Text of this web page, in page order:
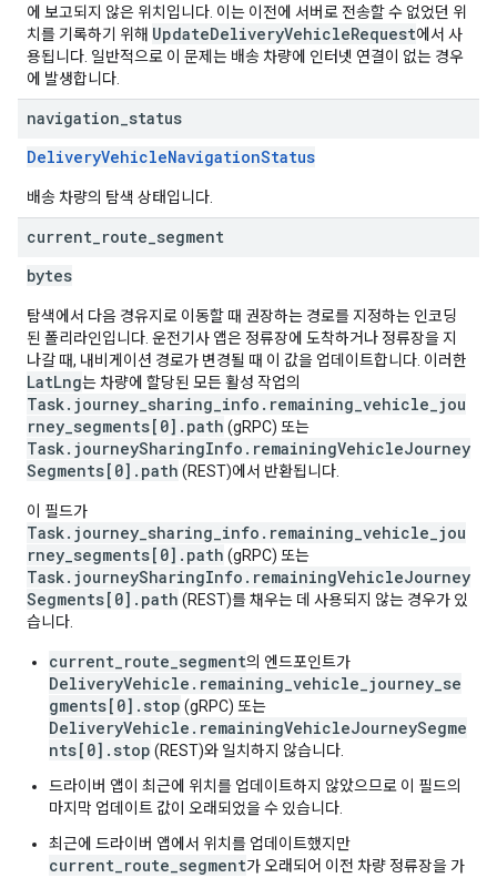
에 보고되지 않은 위치입니다. 이는 이전에 서버로 전송할 수 없었던 위
치를 기록하기 위해 UpdateDeliveryVehicleRequest에서 사
용됩니다. 일반적으로 이 문제는 배송 차량에 인터넷 연결이 없는 경우
에 발생합니다.
navigation status
DeliveryVehicleNavigationStatus
배송 차량의 탐색 상태입니다.
current route segment
bytes
탐색에서 다음 경유지로 이동할 때 권장하는 경로를 지정하는 인코딩
된 폴리라인입니다. 운전기사 앱은 정류장에 도착하거나 정류장을 지
나갈 때, 내비게이션 경로가 변경될 때 이 값을 업데이트합니다. 이러한
LatLng는 차량에 할당된 모든 활성 작업의
Task.journey_sharing_info.remaining_vehicle_jou
rney_segments[0].path (gRPC) 또는
Task.journeySharingInfo.remainingVehicleJourney
Segments[0].path (REST)에서 반환됩니다.
이 필드가
Task.journey_sharing_info.remaining_vehicle_jou
rney_segments[0].path (gRPC) 또는
Task.journeySharingInfo.remainingVehicleJourney
Segments[0].path (REST)를 채우는 데 사용되지 않는 경우가 있
습니다.
current_route_segment의 엔드포인트가
DeliveryVehicle.remaining_vehicle_journey_se
gments[0].stop (gRPC) 또는
DeliveryVehicle.remainingVehicleJourneySegme
nts[0].stop (REST)와 일치하지 않습니다.
드라이버 앱이 최근에 위치를 업데이트하지 않았으므로 이 필드의
마지막 업데이트 값이 오래되었을 수 있습니다.
최근에 드라이버 앱에서 위치를 업데이트했지만
current_route_segment가 오래되어 이전 차량 정류장을 가